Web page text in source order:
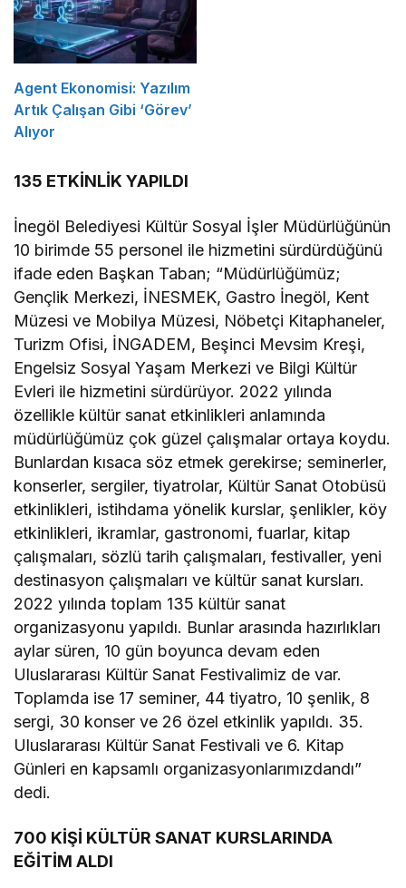
Agent Ekonomisi: Yazılım
Artık Çalışan Gibi ‘Görev’
Alıyor
135 ETKİNLİK YAPILDI
İnegöl Belediyesi Kültür Sosyal İşler Müdürlüğünün
10 birimde 55 personel ile hizmetini sürdürdüğünü
ifade eden Başkan Taban; “Müdürlüğümüz;
Gençlik Merkezi, İNESMEK, Gastro İnegöl, Kent
Müzesi ve Mobilya Müzesi, Nöbetçi Kitaphaneler,
Turizm Ofisi, İNGADEM, Beşinci Mevsim Kreşi,
Engelsiz Sosyal Yaşam Merkezi ve Bilgi Kültür
Evleri ile hizmetini sürdürüyor. 2022 yılında
özellikle kültür sanat etkinlikleri anlamında
müdürlüğümüz çok güzel çalışmalar ortaya koydu.
Bunlardan kısaca söz etmek gerekirse; seminerler,
konserler, sergiler, tiyatrolar, Kültür Sanat Otobüsü
etkinlikleri, istihdama yönelik kurslar, şenlikler, köy
etkinlikleri, ikramlar, gastronomi, fuarlar, kitap
çalışmaları, sözlü tarih çalışmaları, festivaller, yeni
destinasyon çalışmaları ve kültür sanat kursları.
2022 yılında toplam 135 kültür sanat
organizasyonu yapıldı. Bunlar arasında hazırlıkları
aylar süren, 10 gün boyunca devam eden
Uluslararası Kültür Sanat Festivalimiz de var.
Toplamda ise 17 seminer, 44 tiyatro, 10 şenlik, 8
sergi, 30 konser ve 26 özel etkinlik yapıldı. 35.
Uluslararası Kültür Sanat Festivali ve 6. Kitap
Günleri en kapsamlı organizasyonlarımızdandı”
dedi.
700 KİŞİ KÜLTÜR SANAT KURSLARINDA
EĞİTİM ALDI